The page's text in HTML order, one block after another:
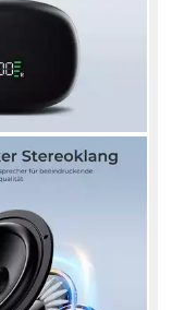
Kopfhörer
Stereo Sport